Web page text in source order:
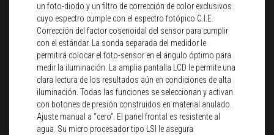
un foto-diodo y un filtro de corrección de color exclusivos
cuyo espectro cumple con el espectro fotópico C.I.E.
Corrección del factor cosenoidal del sensor para cumplir
con el estándar. La sonda separada del medidor le
permitirá colocar el foto-sensor en el ángulo óptimo para
medir la iluminación. La amplia pantalla LCD le permite una
clara lectura de los resultados aún en condiciones de alta
iluminación. Todas las funciones se seleccionan y activan
con botones de presión construidos en material anulado.
Ajuste manual a “cero”. El panel frontal es resistente al
agua. Su micro procesador tipo LSI le asegura